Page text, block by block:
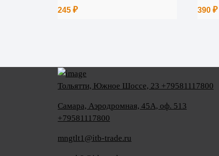
245 ₽
390₽
Тольятти, Южное Шоссе, 23 +79581117800
Самара, Аэродромная, 45А, оф. 513
+79581117800
mngtlt1@itb-trade.ru